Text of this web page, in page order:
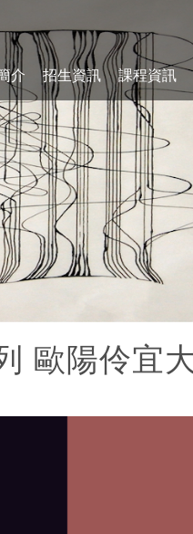
介 招生資訊 課程資訊
歐陽伶宜